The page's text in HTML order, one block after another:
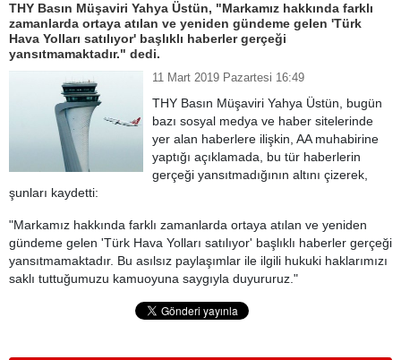
THY Basın Müşaviri Yahya Üstün, "Markamız hakkında farklı
zamanlarda ortaya atılan ve yeniden gündeme gelen 'Türk
Hava Yolları satılıyor' başlıklı haberler gerçeği
yansıtmamaktadır." dedi.
11 Mart 2019 Pazartesi 16:49
THY Basın Müşaviri Yahya Üstün, bugün
bazı sosyal medya ve haber sitelerinde
yer alan haberlere ilişkin, AA muhabirine
yaptığı açıklamada, bu tür haberlerin
gerçeği yansıtmadığının altını çizerek,
şunları kaydetti:
"Markamız hakkında farklı zamanlarda ortaya atılan ve yeniden
gündeme gelen 'Türk Hava Yolları satılıyor' başlıklı haberler gerçeği
yansıtmamaktadır. Bu asılsız paylaşımlar ile ilgili hukuki haklarımızı
saklı tuttuğumuzu kamuoyuna saygıyla duyururuz."